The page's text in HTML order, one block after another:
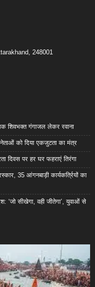
248001
शिवभक्त गंगाजल लेकर रवाना
को दिया एकजुटता का मंत्र
दिवस पर हर घर फहराएं तिरंगा
35 आंगनबाड़ी कार्यकर्त्रियों का
‘जो सीखेगा, वही जीतेगा’, युवाओं से